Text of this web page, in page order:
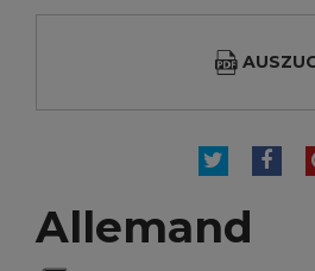
TWEET
Allemand